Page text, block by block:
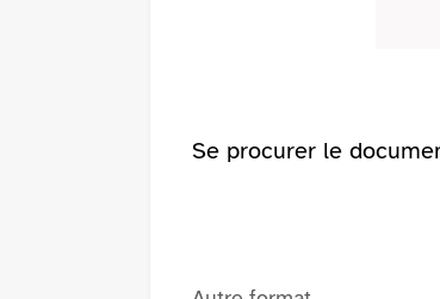
Se procurer le